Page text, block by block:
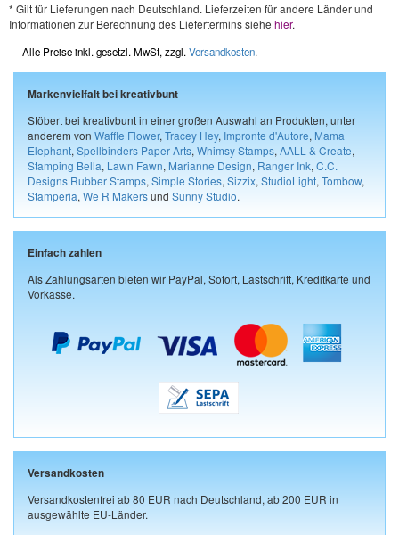
* Gilt für Lieferungen nach Deutschland. Lieferzeiten für andere Länder und
Informationen zur Berechnung des Liefertermins siehe hier.
Alle Preise inkl. gesetzl. MwSt, zzgl. Versandkosten.
Markenvielfalt bei kreativbunt
Stöbert bei kreativbunt in einer großen Auswahl an Produkten, unter
anderem von Waffle Flower, Tracey Hey, Impronte d'Autore, Mama
Elephant, Spellbinders Paper Arts, Whimsy Stamps, AALL & Create,
Stamping Bella, Lawn Fawn, Marianne Design, Ranger Ink, C.C.
Designs Rubber Stamps, Simple Stories, Sizzix, StudioLight, Tombow,
Stamperia, We R Makersund Sunny Studio.
Einfach zahlen
Als Zahlungsarten bieten wir PayPal, Sofort, Lastschrift, Kreditkarte und
Vorkasse.
Versandkosten
Versandkostenfrei ab 80 EUR nach Deutschland, ab 200 EUR in
ausgewählte EU-Länder.